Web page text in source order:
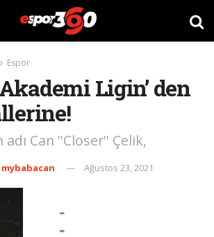
Espor
Ligin’ den
adı Can ''Closer'' Çelik,
mybabacan Ağustos 23, 2021